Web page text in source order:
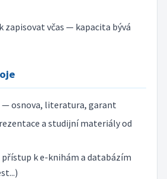
zapisovat včas — kapacita bývá
— osnova, literatura, garant
a studijní materiály od
k e-knihám a databázím